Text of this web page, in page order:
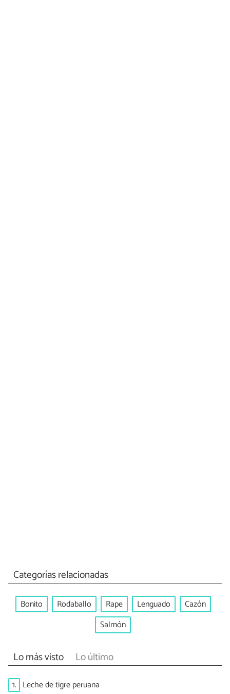
Categorías relacionadas
Bonito Rodaballo Rape Lenguado
Cazón
Salmón
Lo más visto Lo último
1. Leche de tigre peruana